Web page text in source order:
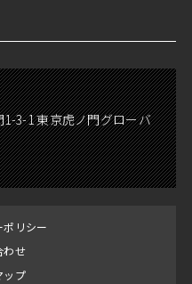
3-1 東京虎ノ門グローバ
ポリシー
わせ
ップ